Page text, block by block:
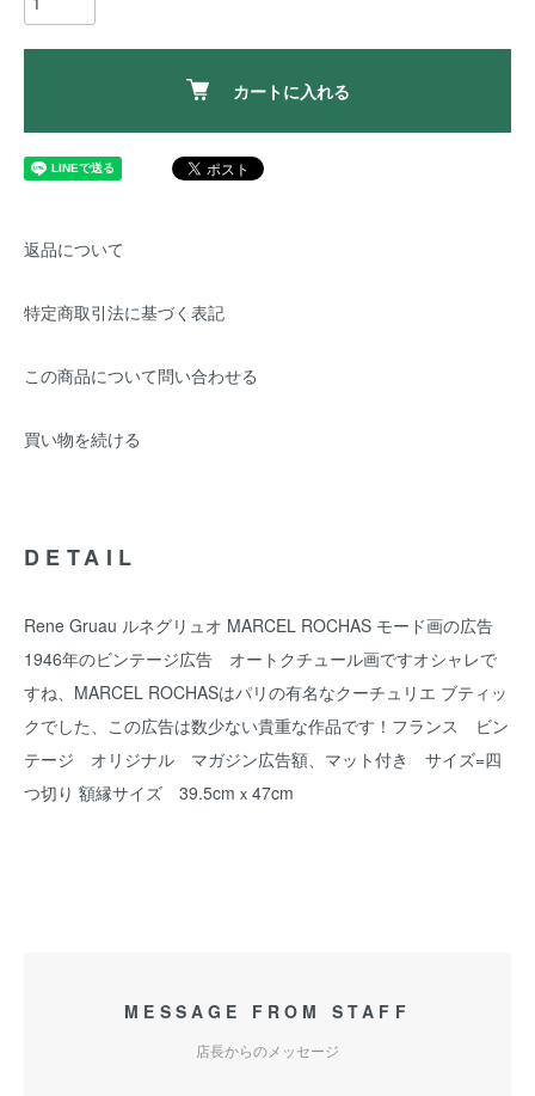
カートに入れる
返品について
特定商取引法に基づく表記
この商品について問い合わせる
買い物を続ける
DETAIL
Rene Gruau ルネグリュオ MARCEL ROCHAS モード画の広告
1946年のビンテージ広告 オートクチュール画ですオシャレで
すね、MARCEL ROCHASはパリの有名なクーチュリエ ブティッ
クでした、この広告は数少ない貴重な作品です！フランス ビン
テージ オリジナル マガジン広告額、マット付き サイズ=四
つ切り 額縁サイズ 39.5cmｘ47cm
MESSAGE FROM STAFF
店長からのメッセージ